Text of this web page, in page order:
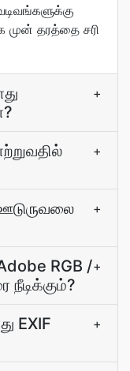
முன் தரத்தை சரி
+
+
+
RGB /
நீடிக்கும்?
+
EXIF
+